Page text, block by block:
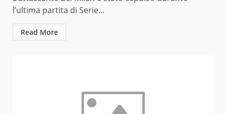
l’ultima partita di Serie...
Read More